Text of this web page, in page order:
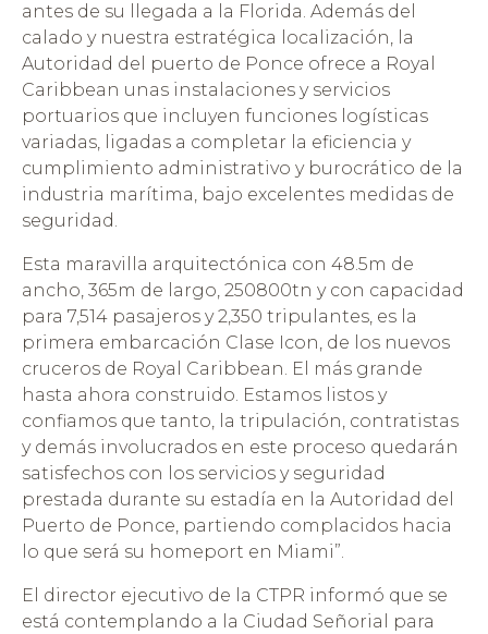
antes de su llegada a la Florida. Además del
calado y nuestra estratégica localización, la
Autoridad del puerto de Ponce ofrece a Royal
Caribbean unas instalaciones y servicios
portuarios que incluyen funciones logísticas
variadas, ligadas a completar la eficiencia y
cumplimiento administrativo y burocrático de la
industria marítima, bajo excelentes medidas de
seguridad.
Esta maravilla arquitectónica con 48.5m de
ancho, 365m de largo, 250800tn y con capacidad
para 7,514 pasajeros y 2,350 tripulantes, es la
primera embarcación Clase Icon, de los nuevos
cruceros de Royal Caribbean. El más grande
hasta ahora construido. Estamos listos y
confiamos que tanto, la tripulación, contratistas
y demás involucrados en este proceso quedarán
satisfechos con los servicios y seguridad
prestada durante su estadía en la Autoridad del
Puerto de Ponce, partiendo complacidos hacia
lo que será su homeport en Miami”.
El director ejecutivo de la CTPR informó que se
está contemplando a la Ciudad Señorial para